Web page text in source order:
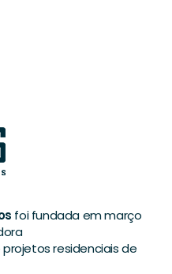
foi fundada em março
residenciais de